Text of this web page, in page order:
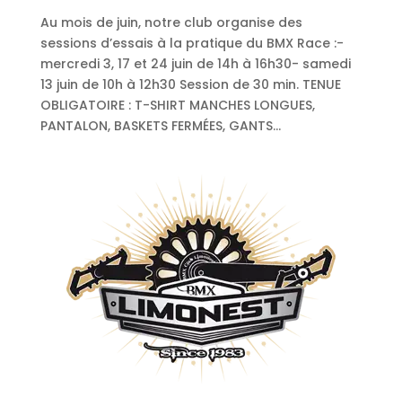
Au mois de juin, notre club organise des
sessions d’essais à la pratique du BMX Race :-
mercredi 3, 17 et 24 juin de 14h à 16h30- samedi
13 juin de 10h à 12h30 Session de 30 min. TENUE
OBLIGATOIRE : T-SHIRT MANCHES LONGUES,
PANTALON, BASKETS FERMÉES, GANTS...